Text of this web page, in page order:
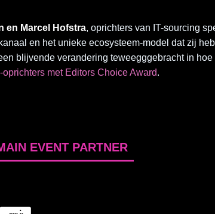
en Marcel Hofstra, oprichters van IT-sourcing
en het unieke ecosysteem-model dat zij
blijvende verandering teweegggebracht in
met Editors Choice Award.
EVENT PARTNER